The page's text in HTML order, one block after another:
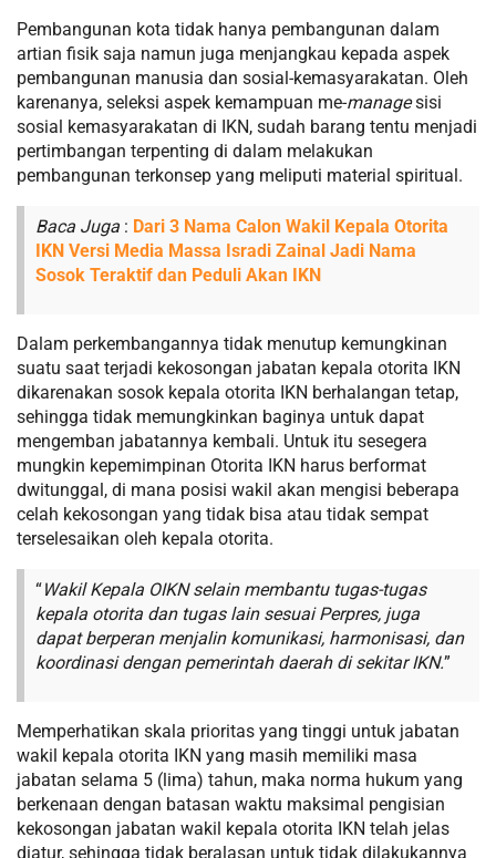
Pembangunan kota tidak hanya pembangunan dalam
artian fisik saja namun juga menjangkau kepada aspek
pembangunan manusia dan sosial-kemasyarakatan. Oleh
karenanya, seleksi aspek kemampuan me-managesisi
sosial kemasyarakatan di IKN, sudah barang tentu menjadi
pertimbangan terpenting di dalam melakukan
pembangunan terkonsep yang meliputi material spiritual.
Baca Juga : Dari 3 Nama Calon Wakil Kepala Otorita
IKN Versi Media Massa Isradi Zainal Jadi Nama
Sosok Teraktif dan Peduli Akan IKN
Dalam perkembangannya tidak menutup kemungkinan
suatu saat terjadi kekosongan jabatan kepala otorita IKN
dikarenakan sosok kepala otorita IKN berhalangan tetap,
sehingga tidak memungkinkan baginya untuk dapat
mengemban jabatannya kembali. Untuk itu sesegera
mungkin kepemimpinan Otorita IKN harus berformat
dwitunggal, di mana posisi wakil akan mengisi beberapa
celah kekosongan yang tidak bisa atau tidak sempat
terselesaikan oleh kepala otorita.
“Wakil Kepala OIKN selain membantu tugas-tugas
kepala otorita dan tugas lain sesuai Perpres, juga
dapat berperan menjalin komunikasi, harmonisasi, dan
koordinasi dengan pemerintah daerah di sekitar IKN.”
Memperhatikan skala prioritas yang tinggi untuk jabatan
wakil kepala otorita IKN yang masih memiliki masa
jabatan selama 5 (lima) tahun, maka norma hukum yang
berkenaan dengan batasan waktu maksimal pengisian
kekosongan jabatan wakil kepala otorita IKN telah jelas
diatur, sehingga tidak beralasan untuk tidak dilakukannya